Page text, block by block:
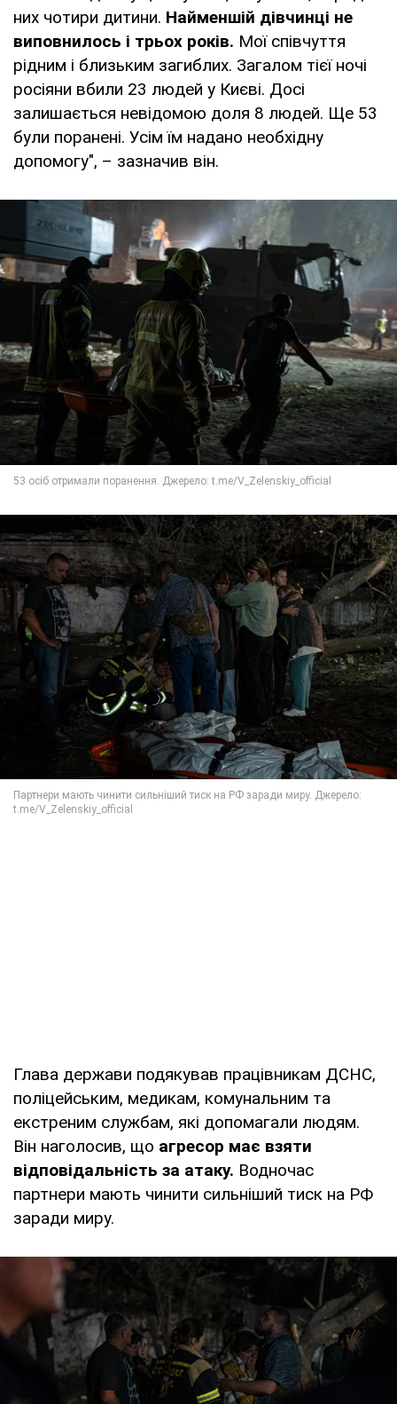
них чотири дитини. Найменшій дівчинці не
виповнилось і трьох років. Мої співчуття
рідним і близьким загиблих. Загалом тієї ночі
росіяни вбили 23 людей у Києві. Досі
залишається невідомою доля 8 людей. Ще 53
були поранені. Усім їм надано необхідну
допомогу", – зазначив він.
Глава держави подякував працівникам ДСНС,
поліцейським, медикам, комунальним та
екстреним службам, які допомагали людям.
Він наголосив, що агресор має взяти
відповідальність за атаку. Водночас
партнери мають чинити сильніший тиск на РФ
заради миру.